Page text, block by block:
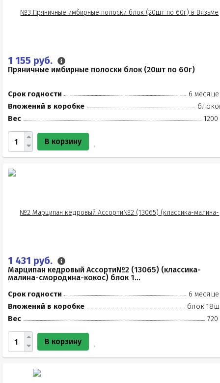
1 155 руб.
Пряничные имбирные полоски блок (20шт по 60г)
Срок годности
6
Вложений в коробке
Вес
1200
В корзину
1 431 руб.
Марципан кедровый Ассорти№2 (13065) (классика-
малина-смородина-кокос) блок 1...
Срок годности
6
Вложений в коробке
блок
Вес
720
В корзину